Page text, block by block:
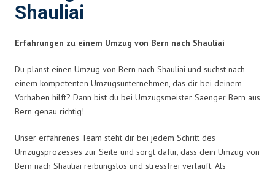
Shauliai
Erfahrungen zu einem Umzug von Bern nach Shauliai
Du planst einen Umzug von Bern nach Shauliai und suchst nach
einem kompetenten Umzugsunternehmen, das dir bei deinem
Vorhaben hilft? Dann bist du bei Umzugsmeister Saenger Bern aus
Bern genau richtig!
Unser erfahrenes Team steht dir bei jedem Schritt des
Umzugsprozesses zur Seite und sorgt dafür, dass dein Umzug von
Bern nach Shauliai reibungslos und stressfrei verläuft. Als